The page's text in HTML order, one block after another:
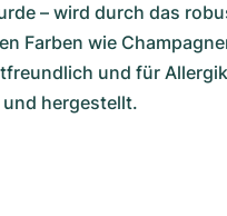
– wird durch das
Farben wie
und für
hergestellt.